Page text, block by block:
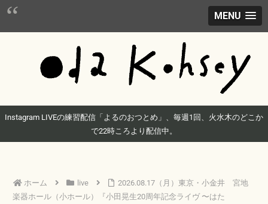
MENU
Instagram LIVEの練習配信「よるのおつとめ」、毎週1回、火水木のどこか
で22時ころより配信中。
ホーム live
2026.08.17（月）東京・小金井 宮地
楽器ホール（小ホール）『小田晃生20周年記念ライヴ 〜はた